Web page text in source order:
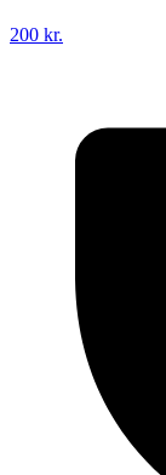
200 kr.